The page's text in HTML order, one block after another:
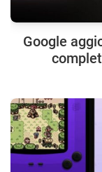
Google